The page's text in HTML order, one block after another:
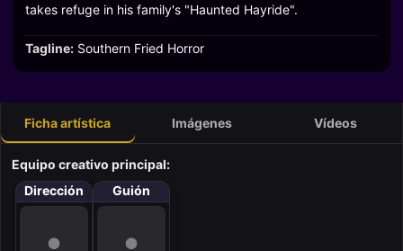
takes refuge in his family's "Haunted Hayride".
Tagline: Southern Fried Horror
Ficha artística Imágenes Vídeos
Equipo creativo principal:
Dirección
Guión